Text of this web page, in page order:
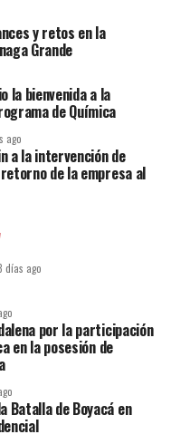
y retos en la
Grande
la bienvenida a la
de Química
ago
a la intervención de
de la empresa al
días ago
por la participación
en la posesión de
Batalla de Boyacá en